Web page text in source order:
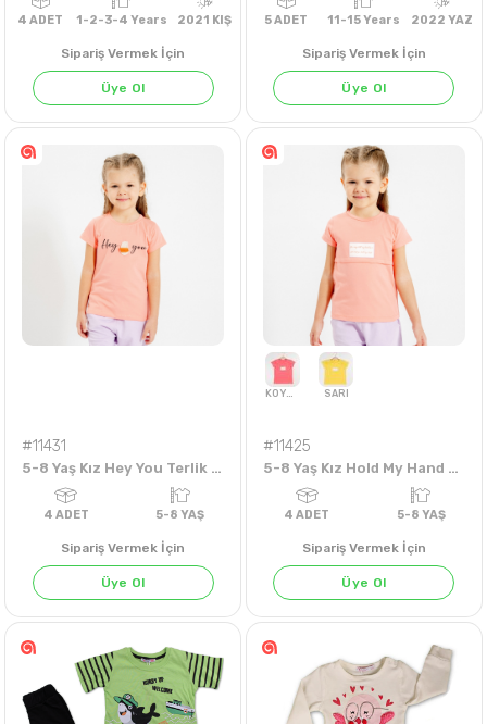
1-2-3-4 Years
Sipariş Vermek İçin
Üye Ol
ADET 11-15 Years
Sipariş Vermek İçin
Üye Ol
#11431
5-8 Yaş Kız Hey You Terlik Bas. Badi
Sipariş Vermek İçin
Üye Ol
#11425
5-8 Yaş Kız Hold My Hand Bas.Badi
Sipariş Vermek İçin
Üye Ol